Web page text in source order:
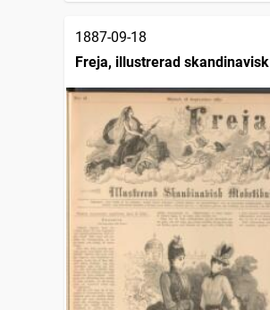
1887-09-18
Freja, illustrerad skandinavisk